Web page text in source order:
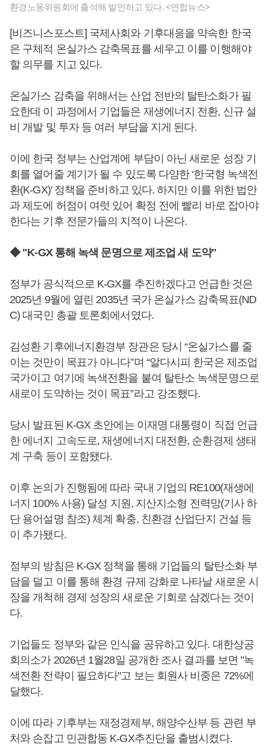
환경노동위원회에 출석해 발언하고 있다. <연합뉴스>
[비즈니스포스트] 국제사회와 기후대응을 약속한 한국
은 구체적 온실가스 감축목표를 세우고 이를 이행해야
할 의무를 지고 있다.
온실가스 감축을 위해서는 산업 전반의 탈탄소화가 필
요한데 이 과정에서 기업들은 재생에너지 전환, 신규 설
비 개발 및 투자 등 여러 부담을 지게 된다.
이에 한국 정부는 산업계에 부담이 아닌 새로운 성장 기
회를 열어줄 계기가 될 수 있도록 다양한 ‘한국형 녹색전
환(K-GX)' 정책을 준비하고 있다. 하지만 이를 위한 법안
과 제도에 허점이 여럿 있어 확정 전에 빨리 바로 잡아야
한다는 기후 전문가들의 지적이 나온다.
◆ "K-GX 통해 녹색 문명으로 제조업 새 도약"
정부가 공식적으로 K-GX를 추진하겠다고 언급한 것은
2025년 9월에 열린 2035년 국가 온실가스 감축목표(ND
C) 대국민 총괄 토론회에서였다.
김성환 기후에너지환경부 장관은 당시 “온실가스를 줄
이는 것만이 목표가 아니다”며 “알다시피 한국은 제조업
국가이고 여기에 녹색전환을 붙여 탈탄소 녹색문명으로
새로이 도약하는 것이 목표”라고 강조했다.
당시 발표된 K-GX 초안에는 이재명 대통령이 직접 언급
한 에너지 고속도로, 재생에너지 대전환, 순환경제 생태
계 구축 등이 포함됐다.
이후 논의가 진행됨에 따라 국내 기업의 RE100(재생에
너지 100% 사용) 달성 지원, 지산지소형 전력망(기사 하
단 용어설명 참조) 체계 확충, 친환경 산업단지 건설 등
이 추가됐다.
정부의 방침은 K-GX 정책을 통해 기업들의 탈탄소화 부
담을 덜고 이를 통해 환경 규제 강화로 나타날 새로운 시
장을 개척해 경제 성장의 새로운 기회로 삼겠다는 것이
다.
기업들도 정부와 같은 인식을 공유하고 있다. 대한상공
회의소가 2026년 1월28일 공개한 조사 결과를 보면 "녹
색전환 전략이 필요하다"고 보는 회원사 비중은 72%에
달했다.
이에 따라 기후부는 재정경제부, 해양수산부 등 관련 부
처와 손잡고 민관합동 K-GX추진단을 출범시켰다.